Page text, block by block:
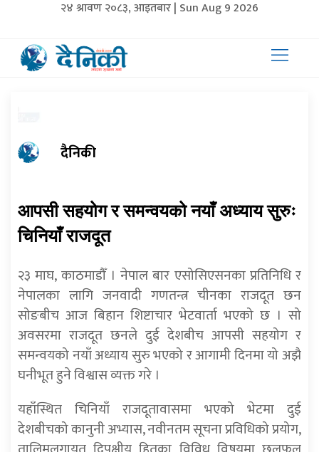
२४ श्रावण २०८३, आइतबार | Sun Aug 9 2026
दैनिकी
आपसी सहयोग र समन्वयको नयाँ अध्याय सुरुः
चिनियाँ राजदूत
२३ माघ, काठमाडौँ । नेपाल बार एसोसिएसनका प्रतिनिधि र
नेपालका लागि जनवादी गणतन्त्र चीनका राजदूत छन
सोङबीच आज बिहान शिष्टाचार भेटवार्ता भएको छ । सो
अवसरमा राजदूत छनले दुई देशबीच आपसी सहयोग र
समन्वयको नयाँ अध्याय सुरु भएको र आगामी दिनमा यो अझै
घनीभूत हुने विश्वास व्यक्त गरे ।
यहाँस्थित चिनियाँ राजदूतावासमा भएको भेटमा दुई
देशबीचको कानुनी अभ्यास, नवीनतम सूचना प्रविधिको प्रयोग,